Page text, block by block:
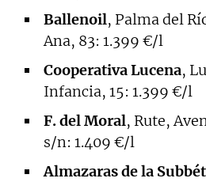
Ballenoil, Palma del
Ana, 83: 1.399 €/l
Cooperativa Lucena,
Infancia, 15: 1.399 €/l
F. del Moral, Rute,
s/n: 1.409 €/l
Almazaras de la